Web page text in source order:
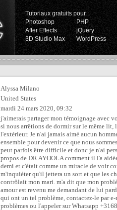
Tutoriaux gratuits pour :
Photoshop
PHP
After Effects
jQuery
3D Studio Max
WordPress
Alyssa Milano
United States
mardi 24 mars 2020, 09:32
j'aimerais partager mon témoignage avec
si nous arrêtions de dormir sur le même
l'extérieur. Je n'ai jamais aimé aucun
ensemble pour devenir ce que nous
peut parfois être difficile et donc je n'ai
propos de DR AYOOLA comment il l'a
demi et c'était comme un miracle de voir
m'inquiéter qu'il jettera un sort et que les
contrôlait mon mari. m'a dit que mon
amour est revenu me demandant de lui
qui ont un tel problème, contactez-le par
problèmes ou l'appeler sur Whatsapp